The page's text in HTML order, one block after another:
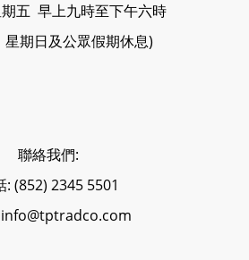
五 早上九時至下午六時
星期日及公眾假期休息)
聯絡我們:
: (852) 2345 5501
info@tptradco.com